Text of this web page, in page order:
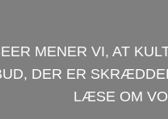
MENER VI, AT
DER ER
LÆSE OM